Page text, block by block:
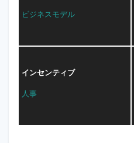
ビジネスモデル
インセンティブ
人事